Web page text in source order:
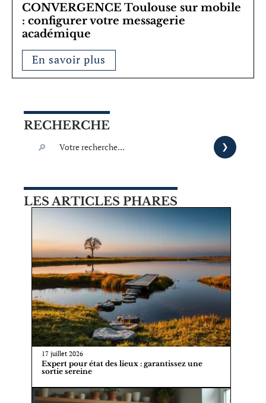
CONVERGENCE Toulouse sur mobile
: configurer votre messagerie
académique
En savoir plus
RECHERCHE
LES ARTICLES PHARES
17 juillet 2026
Expert pour état des lieux : garantissez une
sortie sereine